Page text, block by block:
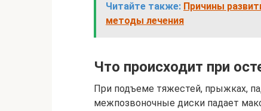
Читайте также: Причины
методы лечения
Что происходит при
При подъеме тяжестей, прыжках,
межпозвоночные диски падает